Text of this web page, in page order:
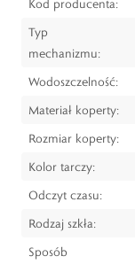
Kod producenta:
Typ
mechanizmu:
Wodoszczelność:
Materiał koperty:
Rozmiar koperty:
Kolor tarczy:
Odczyt czasu:
Rodzaj szkła:
Sposób